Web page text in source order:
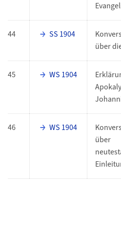
44 SS 1904
über
45 WS 1904
46 WS 1904
über